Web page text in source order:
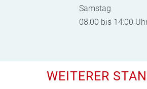
Samstag
08:00 bis 14:00
WEITERER